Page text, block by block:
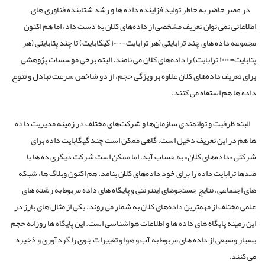
در عصر حاضر به خاطر تولید فزاینده داده ها و رشد شتابنده فناوری های
اطلاعاتی نمی توان تعریف مشخصی از داده‌های کلان به دست داد، اما هم اکنون
مجموعه داده های چند ترابایتی (هر ترابایت= ۱۰۰۰ گیگابایت) تا چند پتابایتی (هر
پتابایت= ۱۰۰۰ ترابایت) را داده‌های کلان می نامند. البته برخی موسسات پژوهشی
برای تعریف داده‌های کلان علاوه بر ویژگی حجم، از دو شاخص سرعت تبادل و تنوع
داده ها هم استفاه می کنند.
البته ظرفیت و توانمندی سازمان‌ها و شرکت‌های مختلف در زمینه مدیریت داده
ها هم در این تعریف دخیل است. گاهی ممکن است چند گیگابایت داده برای
شرکتی «داده‌های کلان» به حساب آید، اما ممکن است شرکت دیگری ده ها یا
صدها ترابایت داده را برای خود داده‌های کلان بنامد. هم اکنون وبلاگ ها، شبکه
های اجتماعی، نتایج جستجوهای اینترنتی و پایگاه های داده مربوط به رشته های
علمی مختلف از مهمترین داده‌های کلان به شمار می روند. یکی از مثال های بارز در
این زمینه پایگاه های داده ها و اطلاعات هواشناسی است. این پایگاه ها روزانه حجم
بسیار وسیعی از داده های مربوط به آب و هوا و تغییرات جوی را گردآوری و ذخیره
می کنند.